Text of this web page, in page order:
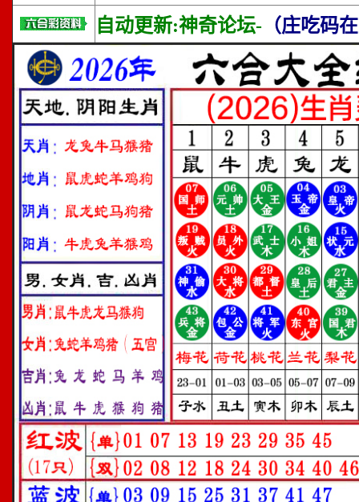
自动更新:神奇论坛- （庄吃码